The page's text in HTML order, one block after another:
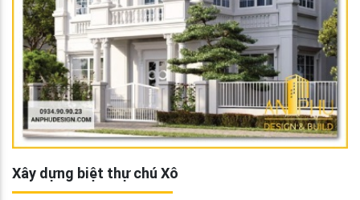
Xây dựng biệt thự chú Xô